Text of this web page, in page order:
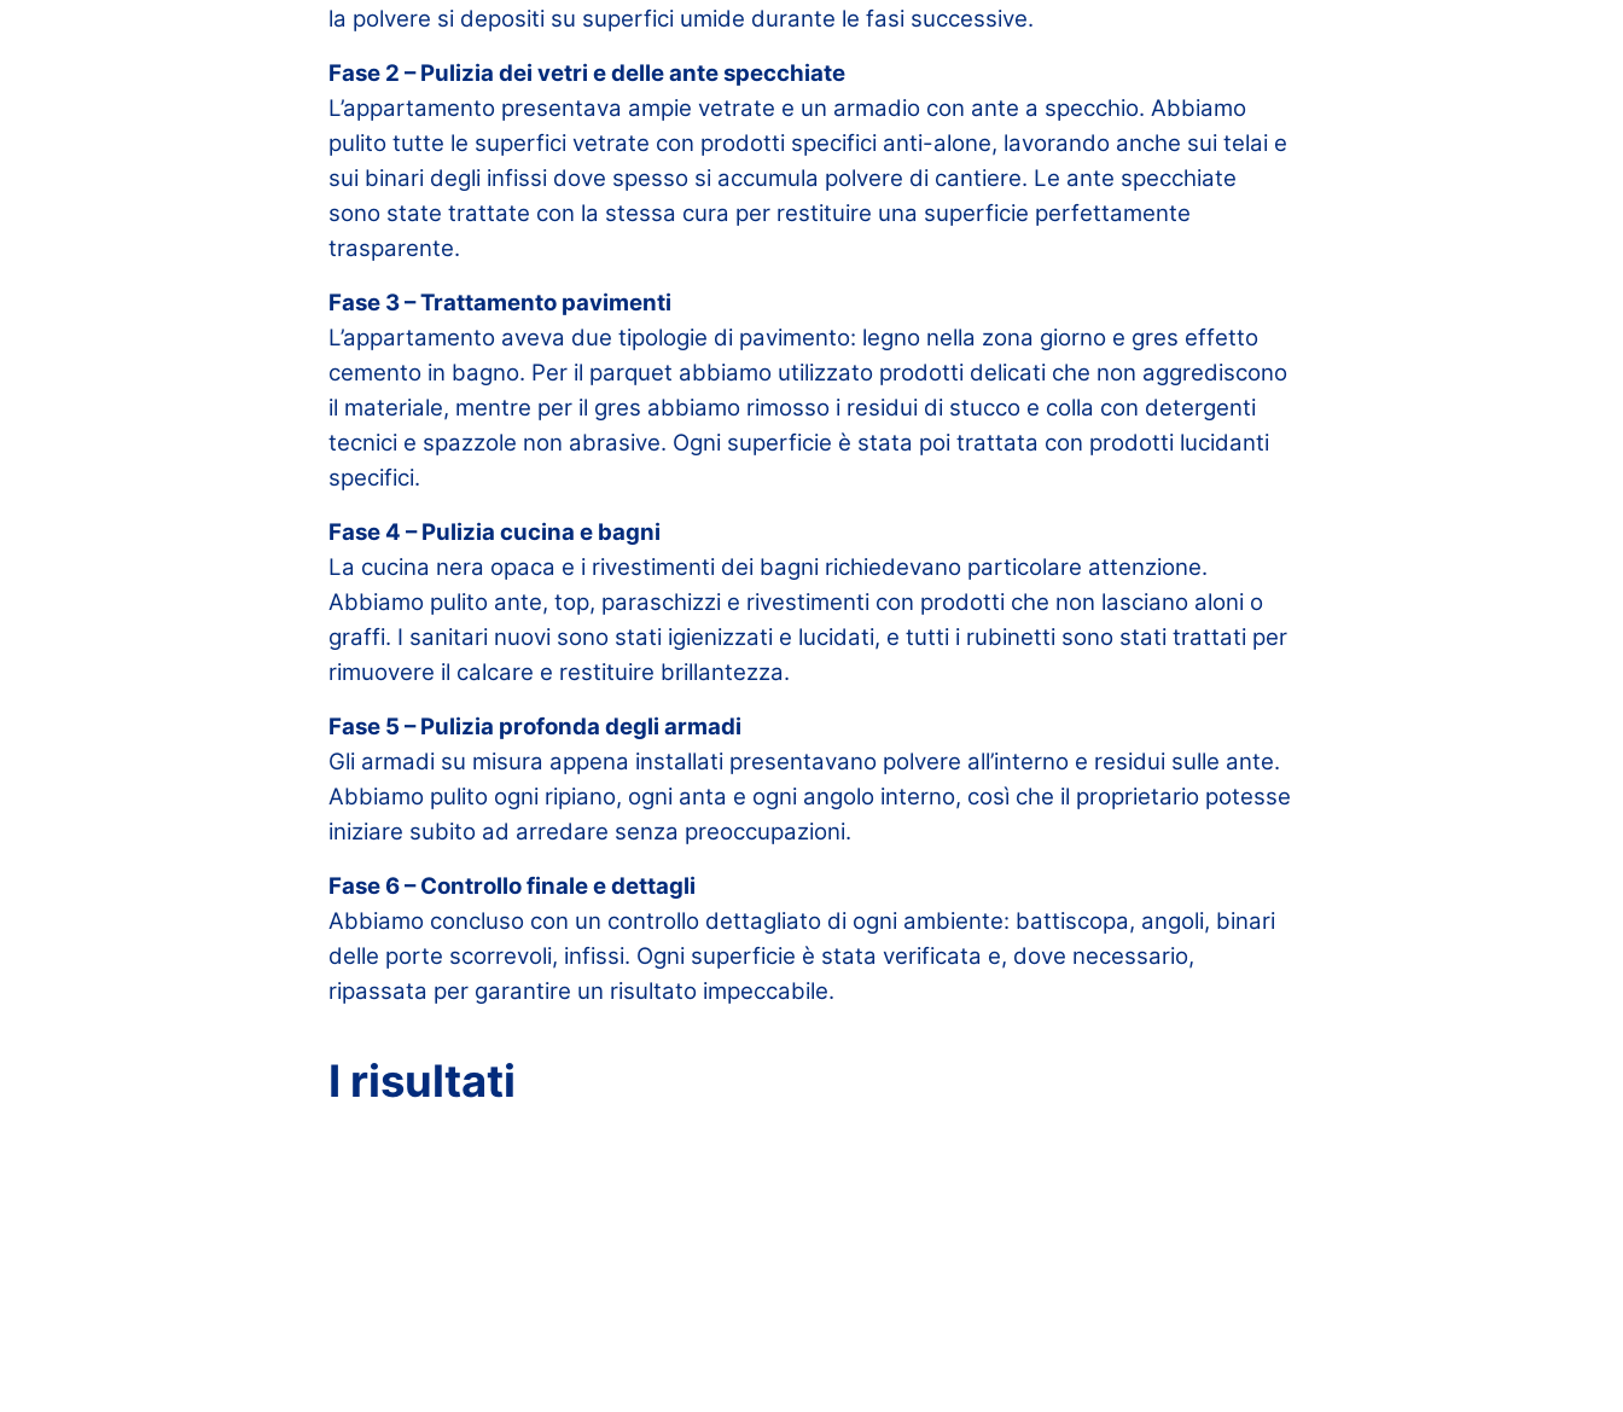
la polvere si depositi su superfici umide durante le fasi successive.
Fase 2 – Pulizia dei vetri e delle ante specchiate
L’appartamento presentava ampie vetrate e un armadio con ante a specchio. Abbiamo
pulito tutte le superfici vetrate con prodotti specifici anti-alone, lavorando anche sui telai e
sui binari degli infissi dove spesso si accumula polvere di cantiere. Le ante specchiate
sono state trattate con la stessa cura per restituire una superficie perfettamente
trasparente.
Fase 3 – Trattamento pavimenti
L’appartamento aveva due tipologie di pavimento: legno nella zona giorno e gres effetto
cemento in bagno. Per il parquet abbiamo utilizzato prodotti delicati che non aggrediscono
il materiale, mentre per il gres abbiamo rimosso i residui di stucco e colla con detergenti
tecnici e spazzole non abrasive. Ogni superficie è stata poi trattata con prodotti lucidanti
specifici.
Fase 4 – Pulizia cucina e bagni
La cucina nera opaca e i rivestimenti dei bagni richiedevano particolare attenzione.
Abbiamo pulito ante, top, paraschizzi e rivestimenti con prodotti che non lasciano aloni o
graffi. I sanitari nuovi sono stati igienizzati e lucidati, e tutti i rubinetti sono stati trattati per
rimuovere il calcare e restituire brillantezza.
Fase 5 – Pulizia profonda degli armadi
Gli armadi su misura appena installati presentavano polvere all’interno e residui sulle ante.
Abbiamo pulito ogni ripiano, ogni anta e ogni angolo interno, così che il proprietario potesse
iniziare subito ad arredare senza preoccupazioni.
Fase 6 – Controllo finale e dettagli
Abbiamo concluso con un controllo dettagliato di ogni ambiente: battiscopa, angoli, binari
delle porte scorrevoli, infissi. Ogni superficie è stata verificata e, dove necessario,
ripassata per garantire un risultato impeccabile.
I risultati